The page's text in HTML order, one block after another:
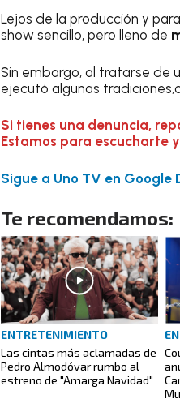
Lejos de la producción y
show sencillo, pero lleno de
Sin embargo, al tratarse de
ejecutó algunas
Si tienes una denuncia,
Estamos para escucharte
Sigue a Uno TV en
Te recomendamos:
ENTRETENIMIENTO
Las cintas más aclamadas de
Pedro Almodóvar rumbo al
estreno de "Amarga Navidad"